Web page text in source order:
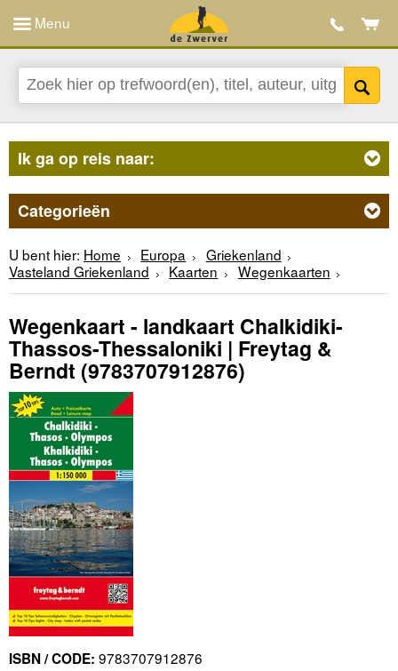
Menu
Ik ga op reis naar:
Categorieën
U bent hier: Home Europa
Griekenland
Vasteland Griekenland
Kaarten Wegenkaarten
Wegenkaart - landkaart Chalkidiki-
Thassos-Thessaloniki | Freytag &
Berndt (9783707912876)
ISBN / CODE: 9783707912876